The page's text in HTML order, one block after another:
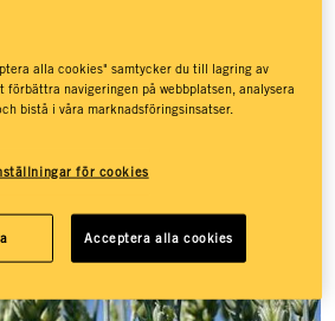
alla cookies" samtycker du till lagring av
navigeringen på webbplatsen, analysera
bistå i våra marknadsföringsinsatser.
för cookies
Acceptera alla cookies